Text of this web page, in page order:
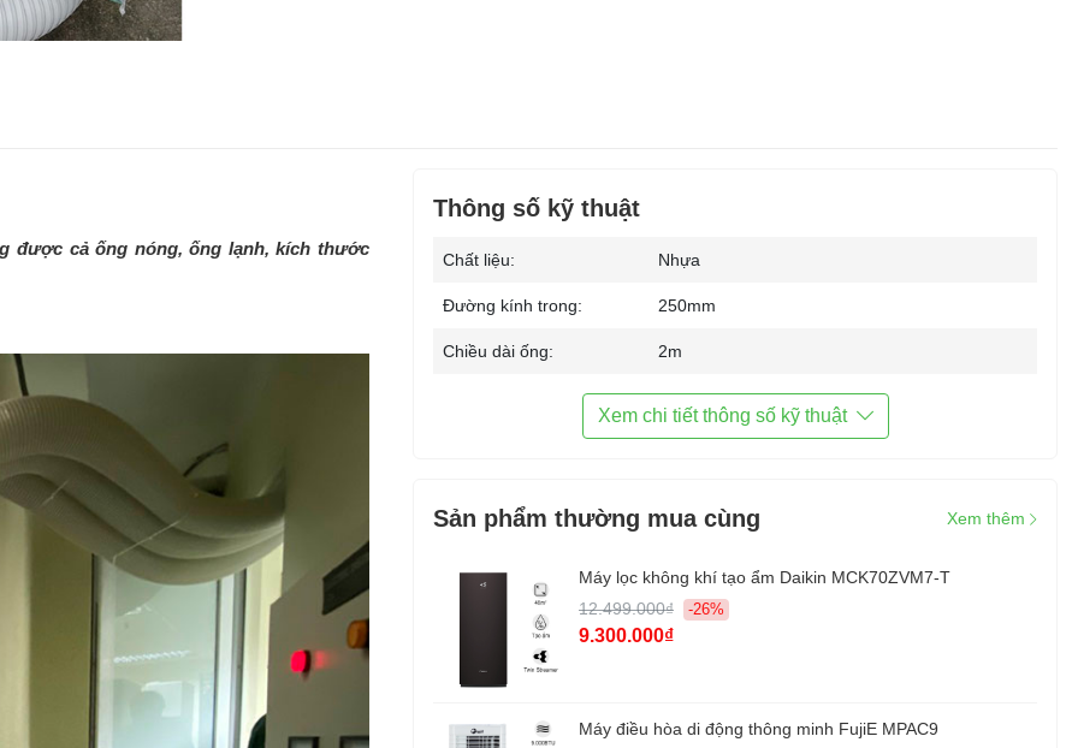
được cả ống nóng, ống lạnh, kích thước
Thông số kỹ thuật
Chất liệu: Nhựa
Đường kính trong: 250mm
Chiều dài ống: 2m
Xem chi tiết thông số kỹ thuật
Sản phẩm thường mua cùng Xem thêm
Máy lọc không khí tạo ẩm Daikin MCK70ZVM7-T
12.499.000₫
-26%
9.300.000₫
Máy điều hòa di động thông minh FujiE MPAC9